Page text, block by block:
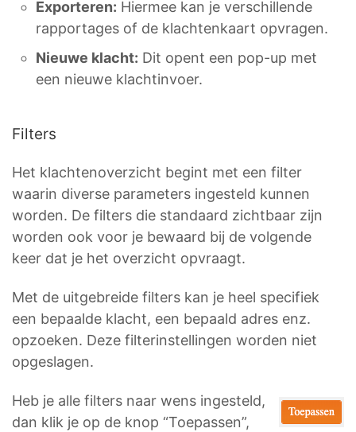
Exporteren: Hiermee kan je verschillende
rapportages of de klachtenkaart opvragen.
Nieuwe klacht: Dit opent een pop-up met
een nieuwe klachtinvoer.
Filters
Het klachtenoverzicht begint met een filter
waarin diverse parameters ingesteld kunnen
worden. De filters die standaard zichtbaar zijn
worden ook voor je bewaard bij de volgende
keer dat je het overzicht opvraagt.
Met de uitgebreide filters kan je heel specifiek
een bepaalde klacht, een bepaald adres enz.
opzoeken. Deze filterinstellingen worden niet
opgeslagen.
Heb je alle filters naar wens ingesteld,
dan klik je op de knop “Toepassen”,